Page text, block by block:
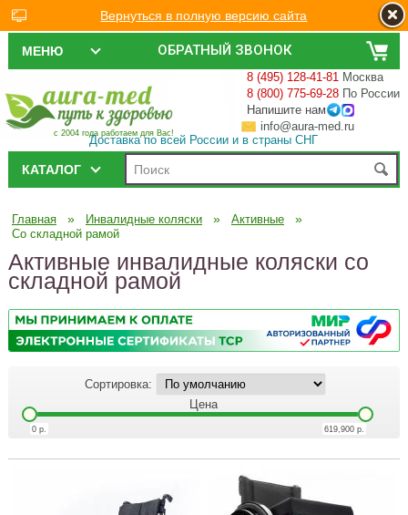
ОБРАТНЫЙ ЗВОНОК
МЕНЮ
с 2004 года работаем для Вас!
8 (495) 128-41-81 Москва
8 (800) 775-69-28 По России
Напишите нам
info@aura-med.ru
Доставка по всей России и в страны СНГ
КАТАЛОГ
Главная » Инвалидные коляски » Активные »
Со складной рамой
Активные инвалидные коляски со
складной рамой
Сортировка:
Цена
0 р. 619,900 р.
Вернуться в полную версию сайта